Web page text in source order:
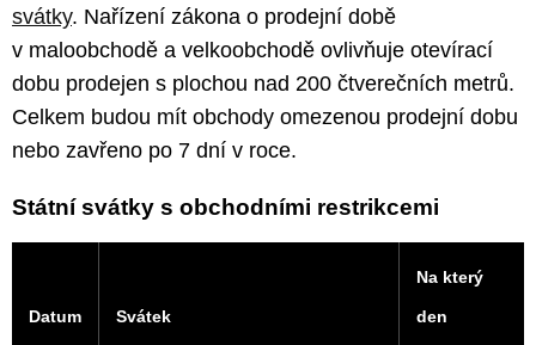
svátky. Nařízení zákona o prodejní době
v maloobchodě a velkoobchodě ovlivňuje otevírací
dobu prodejen s plochou nad 200 čtverečních metrů.
Celkem budou mít obchody omezenou prodejní dobu
nebo zavřeno po 7 dní v roce.
Státní svátky s obchodními restrikcemi
Datum Svátek
Na který
den